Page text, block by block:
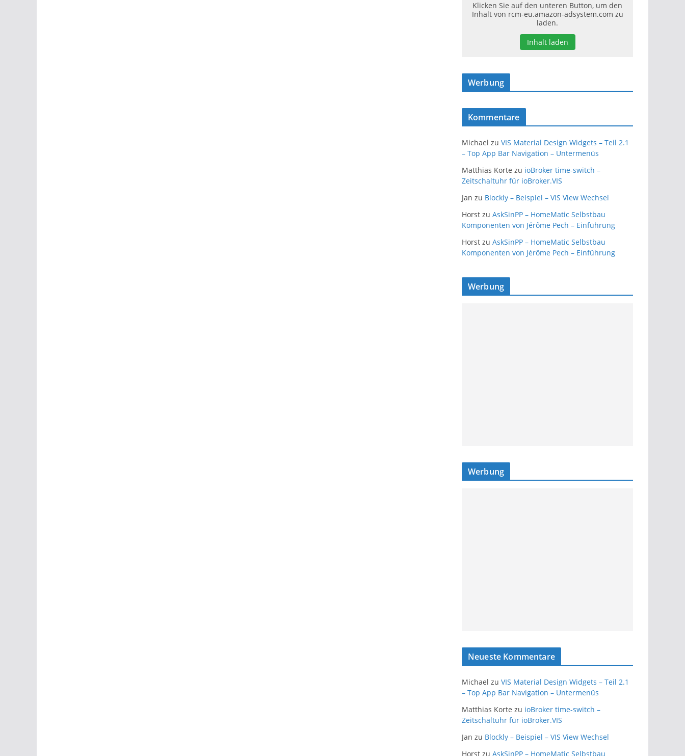
Klicken Sie auf den unteren Button, um den
Inhalt von rcm-eu.amazon-adsystem.com zu
laden.
Inhalt laden
Werbung
Kommentare
Michael zu VIS Material Design Widgets – Teil 2.1
– Top App Bar Navigation – Untermenüs
Matthias Korte zu ioBroker time-switch –
Zeitschaltuhr für ioBroker.VIS
Jan zu Blockly – Beispiel – VIS View Wechsel
Horst zu AskSinPP – HomeMatic Selbstbau
Komponenten von Jérôme Pech – Einführung
Horst zu AskSinPP – HomeMatic Selbstbau
Komponenten von Jérôme Pech – Einführung
Werbung
Werbung
Neueste Kommentare
Michael zu VIS Material Design Widgets – Teil 2.1
– Top App Bar Navigation – Untermenüs
Matthias Korte zu ioBroker time-switch –
Zeitschaltuhr für ioBroker.VIS
Jan zu Blockly – Beispiel – VIS View Wechsel
Horst zu AskSinPP – HomeMatic Selbstbau